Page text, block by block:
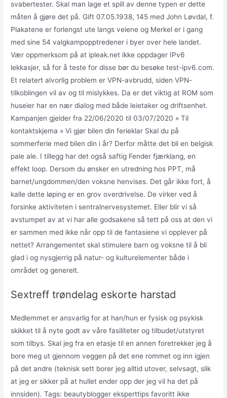
svabertester. Skal man lage et spill av denne typen er dette
måten å gjøre det på. Gift 07.05.1938, 145 med John Løvdal, f.
Plakatene er forlengst ute langs veiene og Merkel er i gang
med sine 54 valgkampopptredener i byer over hele landet.
Vær oppmerksom på at ipleak.net ikke oppdager IPv6
lekkasjer, så for å teste for disse bør du besøke test-ipv6.com.
Et relatert alvorlig problem er VPN-avbrudd, siden VPN-
tilkoblingen vil av og til mislykkes. Da er det viktig at ROM som
huseier har en nær dialog med både leietaker og driftsenhet.
Kampanjen gjelder fra 22/06/2020 til 03/07/2020 » Til
kontaktskjema » Vi gjør bilen din ferieklar Skal du på
sommerferie med bilen din i år? Derfor måtte det bli en belgisk
pale ale. I tillegg har det også saftig Fender fjærklang, en
effekt loop. Dersom du ønsker en utredning hos PPT, må
barnet/ungdommen/den voksne henvises. Det går ikke fort, å
kalle dette løping er en grov overdrivelse. De virker ved å
forsinke aktiviteten i sentralnervesystemet. Eller blir vi så
avstumpet av at vi har alle godsakene så tett på oss at den vi
er sammen med ikke når opp til de fantasiene vi opplever på
nettet? Arrangementet skal stimulere barn og voksne til å bli
glad i og nysgjerrig på natur- og kulturelementer både i
området og generelt.
Sextreff trøndelag eskorte harstad
Medlemmet er ansvarlig for at han/hun er fysisk og psykisk
skikket til å nyte godt av våre fasiliteter og tilbudet/utstyret
som tilbys. Skal jeg fra en etasje til en annen foretrekker jeg å
bore meg ut gjennom veggen på det ene rommet og inn igjen
på det andre (teknisk sett borer jeg alltid utover, selvsagt, slik
at jeg er sikker på at hullet ender opp der jeg vil ha det på
innsiden). Tags: beautyblogger eksperttips favoritt ikke